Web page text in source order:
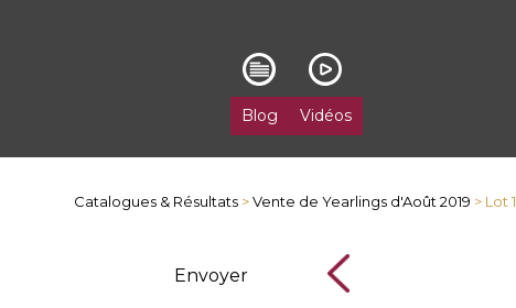
Blog Vidéos
Catalogues & Résultats >Vente de Yearlings d'Août 2019 > Lot
Envoyer